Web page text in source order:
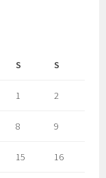
S S
1 2
8 9
15 16